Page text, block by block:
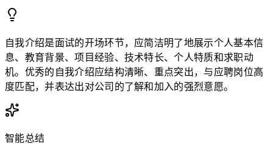
自我介绍是面试的开场环节，应简洁明了地展示个人基本信
息、教育背景、项目经验、技术特长、个人特质和求职动
机。优秀的自我介绍应结构清晰、重点突出，与应聘岗位高
度匹配，并表达出对公司的了解和加入的强烈意愿。
智能总结